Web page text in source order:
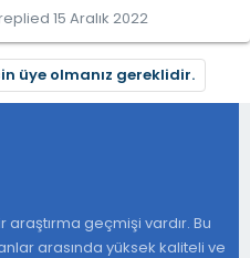
15 Aralık 2022
üye olmanız gereklidir.
geçmişi vardır. Bu
arasında yüksek kaliteli ve